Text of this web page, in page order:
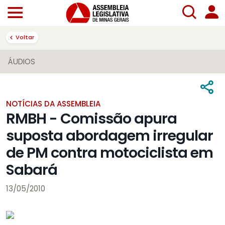
Voltar
ÁUDIOS
NOTÍCIAS DA ASSEMBLEIA
RMBH - Comissão apura
suposta abordagem irregular
de PM contra motociclista em
Sabará
13/05/2010